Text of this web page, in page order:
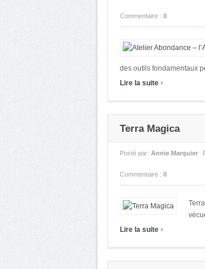
Commentaire : 0
des outils fondamentaux
Lire la suite ›
Terra Magica
Posté par: Annie Marquier
Commentaire : 0
Lire la suite ›